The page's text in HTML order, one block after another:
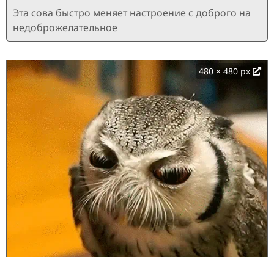
Эта сова быстро меняет настроение с доброго на
недоброжелательное
480 × 480 px